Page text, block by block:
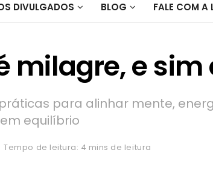
DIVULGADOS BLOG FALE COM A
milagre, e
para alinhar mente,
equilíbrio
Tempo de leitura: 4 mins de leitura